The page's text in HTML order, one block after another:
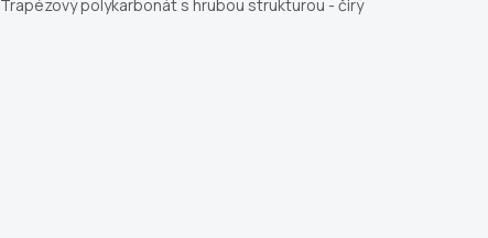
Trapézový polykarbonát s hrubou strukturou - čirý